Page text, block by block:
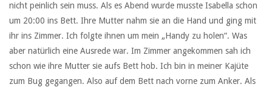
nicht peinlich sein muss. Als es Abend wurde musste Isabella schon
um 20:00 ins Bett. Ihre Mutter nahm sie an die Hand und ging mit
ihr ins Zimmer. Ich folgte ihnen um mein „Handy zu holen“. Was
aber natürlich eine Ausrede war. Im Zimmer angekommen sah ich
schon wie ihre Mutter sie aufs Bett hob. Ich bin in meiner Kajüte
zum Bug gegangen. Also auf dem Bett nach vorne zum Anker. Als